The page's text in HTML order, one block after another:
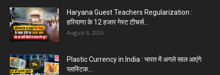
Haryana Guest Teachers Regularization :
हरियाणा के 12 हजार गेस्ट टीचर्स...
August 6, 2026
Plastic Currency in India : भारत में अगले साल आएंगे
प्लास्टिक...